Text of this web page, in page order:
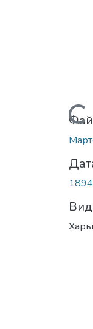
Вантажиться...